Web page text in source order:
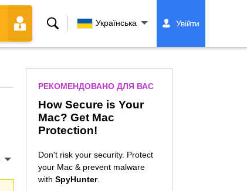
Пошук Українська Увійти
РЕКОМЕНДОВАНО ДЛЯ ВАС
How Secure is Your
Mac? Get Mac
Protection!
Don't risk your security. Protect
your Mac & prevent malware
with SpyHunter.